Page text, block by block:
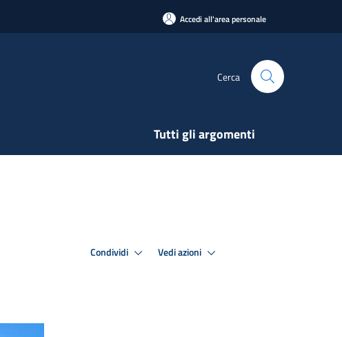
Accedi all'area personale
Cerca
Tutti gli argomenti
Condividi Vedi azioni